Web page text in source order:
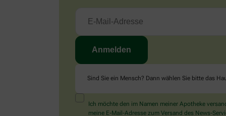
Sind Sie ein Mensch? Dann wählen Sie bitte das
Ich möchte den im Namen meiner Apotheke
meine E-Mail-Adresse zum Versand des News-